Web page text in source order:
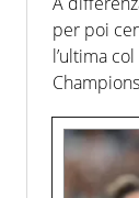
per poi
l’ultima col